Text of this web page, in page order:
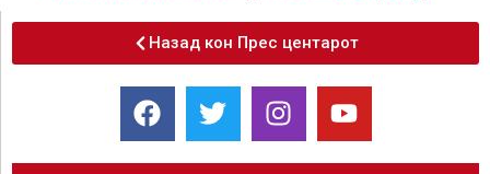
Назад кон Прес центарот